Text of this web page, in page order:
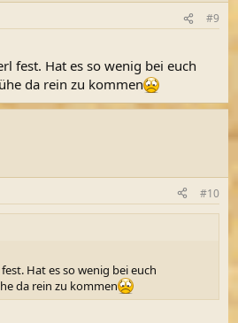
#9
fest. Hat es so wenig bei euch
da rein zu kommen
#10
Hat es so wenig bei euch
da rein zu kommen